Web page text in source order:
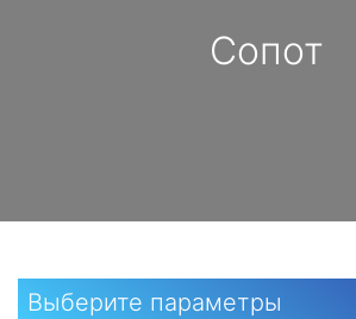
Сопот
Выберите параметры